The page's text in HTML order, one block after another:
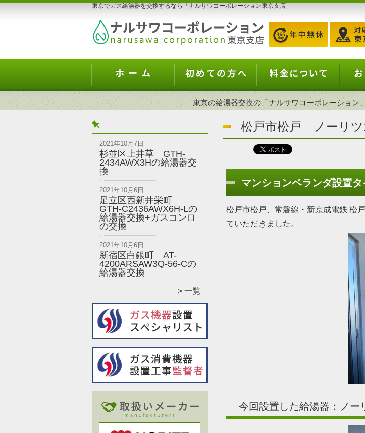
東京でガス給湯器を交換するなら「ナルサワコーポレーション東京支店」
東京の給湯器交換の「ナルサワコーポレーション
2021年10月7日
杉並区上井草 GTH-
2434AWX3Hの給湯器交
換
2021年10月6日
足立区西新井栄町
GTH-C2436AWX6H-Lの
給湯器交換+ガスコンロ
の交換
2021年10月6日
新宿区白銀町 AT-
4200ARSAW3Q-56-Cの
給湯器交換
一覧
松戸市松戸 ノーリツ
マンションベランダ設置
松戸市松戸、常磐線・新京成電鉄 松
ていただきました。
今回設置した給湯器：ノー